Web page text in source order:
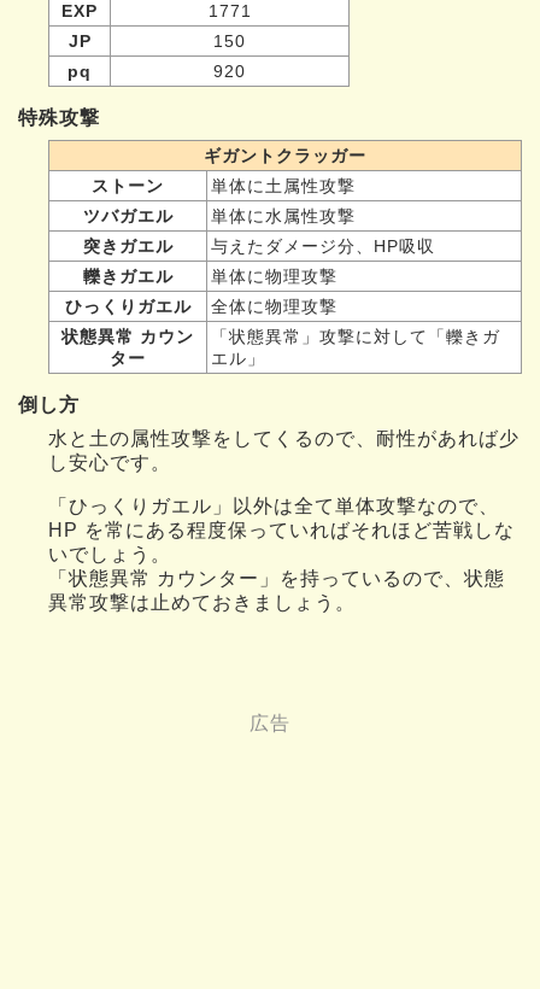
EXP
1771
JP
150
pq
920
特殊攻撃
ギガントクラッガー
ストーン
単体に土属性攻撃
ツバガエル
単体に水属性攻撃
突きガエル
与えたダメージ分、HP吸収
轢きガエル
単体に物理攻撃
ひっくりガエル
全体に物理攻撃
状態異常 カウン
ター
「状態異常」攻撃に対して「轢きガ
エル」
倒し方
水と土の属性攻撃をしてくるので、耐性があれば少
し安心です。
「ひっくりガエル」以外は全て単体攻撃なので、
HP を常にある程度保っていればそれほど苦戦しな
いでしょう。
「状態異常 カウンター」を持っているので、状態
異常攻撃は止めておきましょう。